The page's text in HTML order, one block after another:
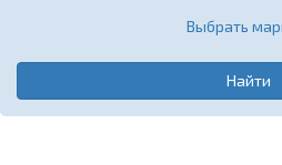
Выбрать
Найти